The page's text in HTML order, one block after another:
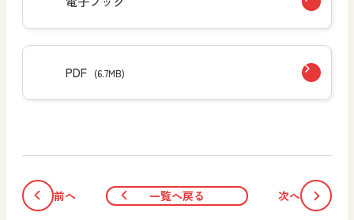
PDF (6.7MB)
前へ 一覧へ戻る 次へ